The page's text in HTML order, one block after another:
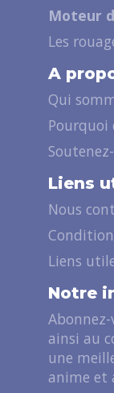
Moteur
Les
A
Qui
Pourquoi
Liens
Nous
Liens
Notre
ainsi au
une
anime et